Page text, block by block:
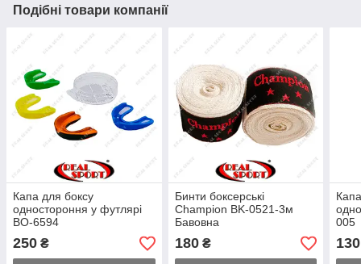
Подібні товари компанії
Капа для боксу
одностороння у футлярі
BO-6594
250 ₴
Бинти боксерські
Champion BK-0521-3м
Бавовна
180₴
005
130